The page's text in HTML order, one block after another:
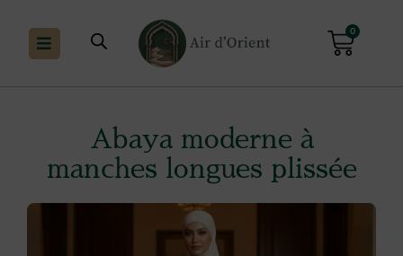
0
Abaya moderne à
manches longues plissée